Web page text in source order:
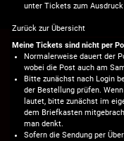
unter Tickets zum
Zurück zur Übersicht
Meine Tickets sind nicht per
Normalerweise dauert der
wobei die Post auch am
Bitte zunächst nach Login
der Bestellung prüfen.
lautet, bitte zunächst im
dem Briefkasten
man denkt.
Sofern die Sendung per